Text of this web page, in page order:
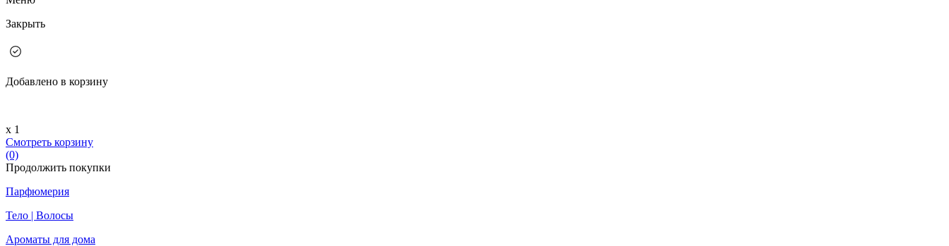
Закрыть
Добавлено в корзину
х 1
Смотреть корзину
(0)
Продолжить покупки
Парфюмерия
Тело | Волосы
Ароматы для дома